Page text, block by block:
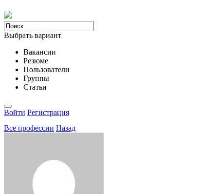
Выбрать вариант
Вакансии
Резюме
Пользователи
Группы
Статьи
Войти Регистрация
Все професcии Назад